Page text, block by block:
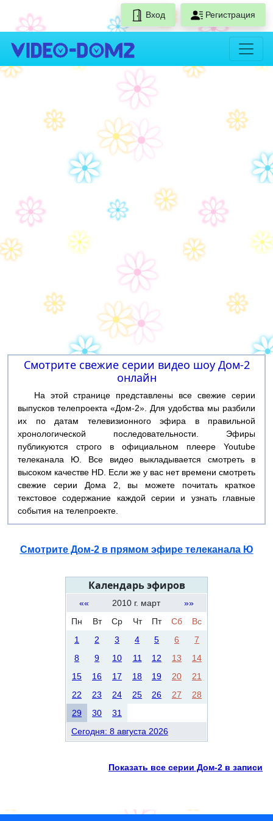
Вход Регистрация
Смотрите свежие серии видео шоу Дом-2
онлайн
На этой странице представлены все свежие серии
выпусков телепроекта «Дом-2». Для удобства мы разбили
их по датам телевизионного эфира в правильной
хронологической последовательности. Эфиры
публикуются строго в официальном плеере Youtube
телеканала Ю. Все видео выкладывается смотреть в
высоком качестве HD. Если же у вас нет времени смотреть
свежие серии Дома 2, вы можете почитать краткое
текстовое содержание каждой серии и узнать главные
события на телепроекте.
Смотрите Дом-2 в прямом эфире телеканала Ю
Календарь эфиров
«« 2010 г. март
»»
Пн
Вт Ср Чт Пт Сб
Вс
1
2 3 4 5 6
7
8
9 10 11 12 13
14
15
16 17 18 19 20
21
22
23 24 25 26 27
28
29
30
31
Сегодня: 8 августа 2026
Показать все серии Дом-2 в записи